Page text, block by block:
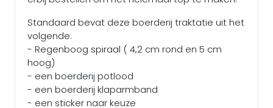
Standaard bevat deze boerderij traktatie uit het
volgende:
- Regenboog spiraal ( 4,2 cm rond en 5 cm
hoog)
- een boerderij potlood
- een boerderij klaparmband
- een sticker naar keuze